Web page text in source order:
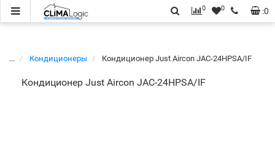
:0
0 0
... Кондиционеры Кондиционер Just Aircon JAC-24HPSA/IF
Кондиционер Just Aircon JAC-24HPSA/IF